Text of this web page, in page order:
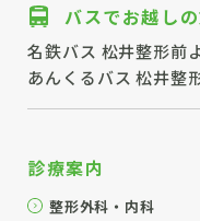
バスでお越し
名鉄バス 松井整形前
あんくるバス 松井整
診療案内
整形外科・内科